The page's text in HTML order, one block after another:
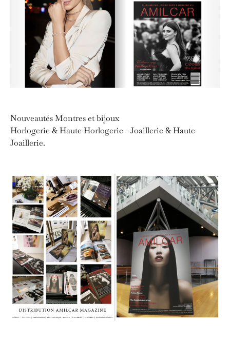
Nouveautés Montres et bijoux
Horlogerie & Haute Horlogerie - Joaillerie & Haute
Joaillerie.